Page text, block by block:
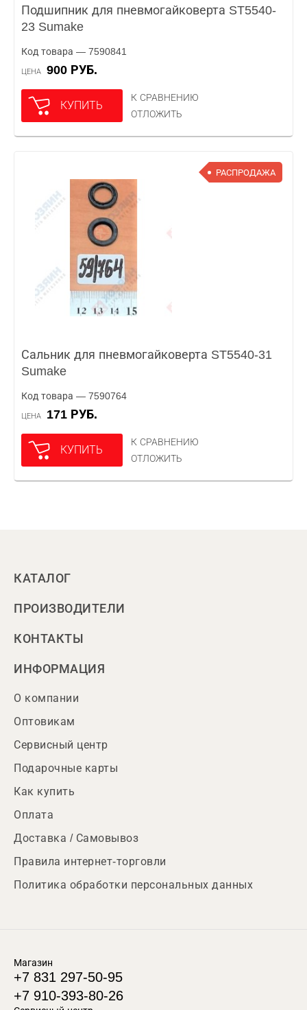
Подшипник для пневмогайковерта ST5540-
23 Sumake
Код товара — 7590841
ЦЕНА 900 РУБ.
КУПИТЬ
К СРАВНЕНИЮ
ОТЛОЖИТЬ
РАСПРОДАЖА
Сальник для пневмогайковерта ST5540-31
Sumake
Код товара — 7590764
ЦЕНА 171 РУБ.
КУПИТЬ
К СРАВНЕНИЮ
ОТЛОЖИТЬ
КАТАЛОГ
ПРОИЗВОДИТЕЛИ
КОНТАКТЫ
ИНФОРМАЦИЯ
О компании
Оптовикам
Сервисный центр
Подарочные карты
Как купить
Оплата
Доставка / Самовывоз
Правила интернет-торговли
Политика обработки персональных данных
Магазин
+7 831 297-50-95
+7 910-393-80-26